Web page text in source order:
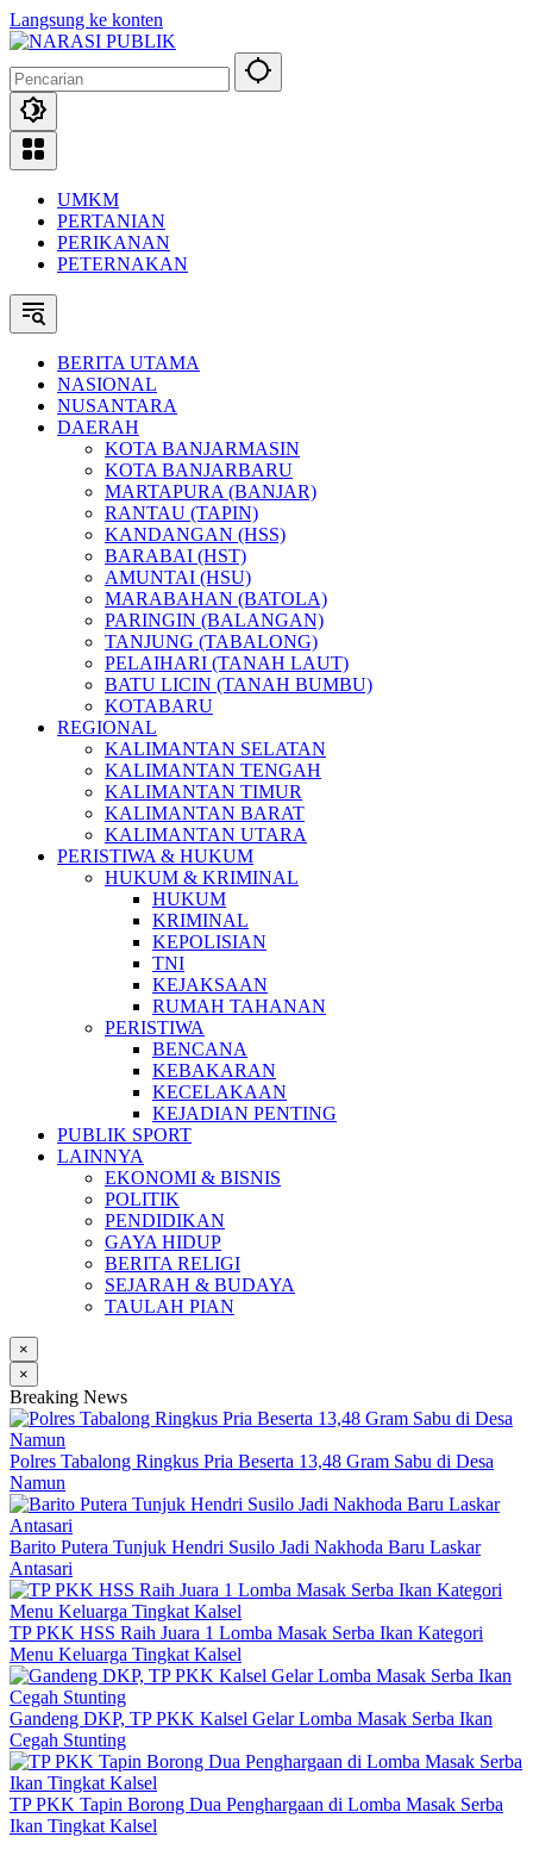
Langsung ke konten
UMKM
PERTANIAN
PERIKANAN
PETERNAKAN
BERITA UTAMA
NASIONAL
NUSANTARA
DAERAH
KOTA BANJARMASIN
KOTA BANJARBARU
MARTAPURA (BANJAR)
RANTAU (TAPIN)
KANDANGAN (HSS)
BARABAI (HST)
AMUNTAI (HSU)
MARABAHAN (BATOLA)
PARINGIN (BALANGAN)
TANJUNG (TABALONG)
PELAIHARI (TANAH LAUT)
BATU LICIN (TANAH BUMBU)
KOTABARU
REGIONAL
KALIMANTAN SELATAN
KALIMANTAN TENGAH
KALIMANTAN TIMUR
KALIMANTAN BARAT
KALIMANTAN UTARA
PERISTIWA & HUKUM
HUKUM & KRIMINAL
HUKUM
KRIMINAL
KEPOLISIAN
TNI
KEJAKSAAN
RUMAH TAHANAN
PERISTIWA
BENCANA
KEBAKARAN
KECELAKAAN
KEJADIAN PENTING
PUBLIK SPORT
LAINNYA
EKONOMI & BISNIS
POLITIK
PENDIDIKAN
GAYA HIDUP
BERITA RELIGI
SEJARAH & BUDAYA
TAULAH PIAN
×
×
Breaking News
Polres Tabalong Ringkus Pria Beserta 13,48 Gram Sabu di Desa
Namun
Barito Putera Tunjuk Hendri Susilo Jadi Nakhoda Baru Laskar
Antasari
TP PKK HSS Raih Juara 1 Lomba Masak Serba Ikan Kategori
Menu Keluarga Tingkat Kalsel
Gandeng DKP, TP PKK Kalsel Gelar Lomba Masak Serba Ikan
Cegah Stunting
TP PKK Tapin Borong Dua Penghargaan di Lomba Masak Serba
Ikan Tingkat Kalsel